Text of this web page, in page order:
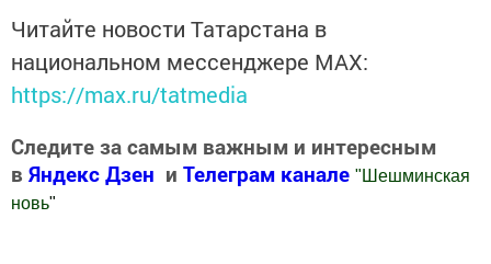
Читайте новости Татарстана в
национальном мессенджере MАХ:
https://max.ru/tatmedia
Следите за самым важным и интересным
в Яндекс Дзен и Телеграм канале " Шешминская
новь"